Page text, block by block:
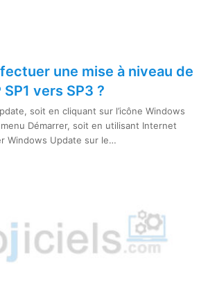
une mise à niveau de
vers SP3 ?
soit en cliquant sur l’icône Windows
Démarrer, soit en utilisant Internet
Windows Update sur le…